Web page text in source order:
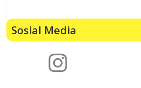
Sosial Media